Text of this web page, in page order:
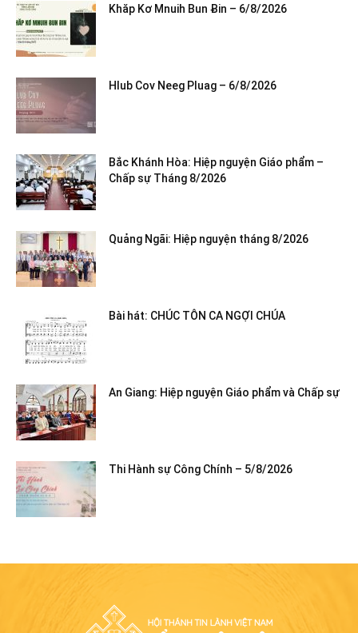
Khăp Kơ Mnuih Bun Ƀin – 6/8/2026
Hlub Cov Neeg Pluag – 6/8/2026
Bắc Khánh Hòa: Hiệp nguyện Giáo phẩm –
Chấp sự Tháng 8/2026
Quảng Ngãi: Hiệp nguyện tháng 8/2026
Bài hát: CHÚC TÔN CA NGỢI CHÚA
An Giang: Hiệp nguyện Giáo phẩm và Chấp sự
Thi Hành sự Công Chính – 5/8/2026